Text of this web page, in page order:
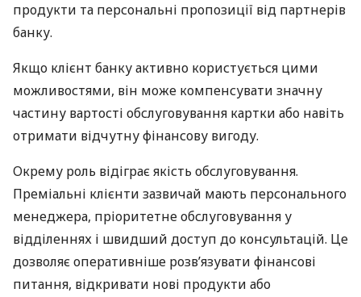
продукти та персональні пропозиції від партнерів
банку.
Якщо клієнт банку активно користується цими
можливостями, він може компенсувати значну
частину вартості обслуговування картки або навіть
отримати відчутну фінансову вигоду.
Окрему роль відіграє якість обслуговування.
Преміальні клієнти зазвичай мають персонального
менеджера, пріоритетне обслуговування у
відділеннях і швидший доступ до консультацій. Це
дозволяє оперативніше розв’язувати фінансові
питання, відкривати нові продукти або